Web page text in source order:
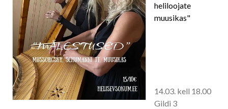
heliloojate
muusikas"
14.03. kell 18.00
Gildi 3